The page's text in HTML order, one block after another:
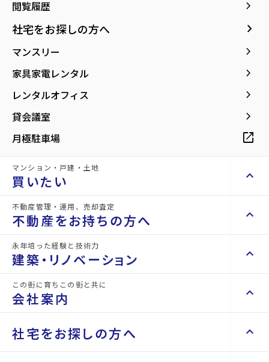
閲覧履歴 keyboard_arrow_right
社宅をお探しの方へ keyboard_arrow_right
マンスリー keyboard_arrow_right
家具家電レンタル keyboard_arrow_right
レンタルオフィス keyboard_arrow_right
貸会議室 keyboard_arrow_right
月極駐車場 open_in_new
マンション・戸建・土地
買いたい keyboard_arrow_up
不動産を買いたい方へ keyboard_arrow_right
space_dashboard
エリアから探す
space_dashboard
不動産管理・運用、売却査定
不動産をお持ちの方へ keyboard_arrow_up
不動産をお持ちの方へ keyboard_arrow_right
山一地所の賃貸管理
不動産を貸すまでの流れ
空き家サポートサービス
永年培った経験と技術力
建築・リノベーション keyboard_arrow_up
建築・リノベーション keyboard_arrow_right
Renotta（リノッタ） keyboard_arrow_right
この街に育ちこの街と共に
会社案内 keyboard_arrow_up
会社案内 keyboard_arrow_right
社宅をお探しの方へ keyboard_arrow_up